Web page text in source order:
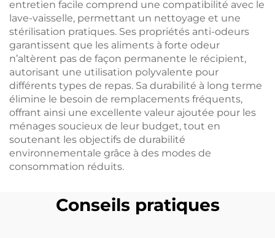
entretien facile comprend une compatibilité avec le
lave-vaisselle, permettant un nettoyage et une
stérilisation pratiques. Ses propriétés anti-odeurs
garantissent que les aliments à forte odeur
n’altèrent pas de façon permanente le récipient,
autorisant une utilisation polyvalente pour
différents types de repas. Sa durabilité à long terme
élimine le besoin de remplacements fréquents,
offrant ainsi une excellente valeur ajoutée pour les
ménages soucieux de leur budget, tout en
soutenant les objectifs de durabilité
environnementale grâce à des modes de
consommation réduits.
Conseils pratiques